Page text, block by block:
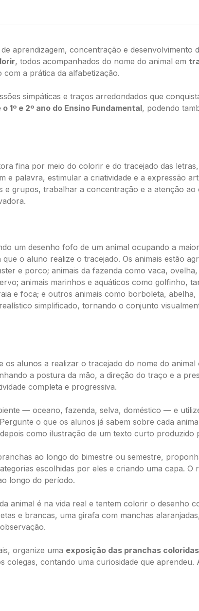
aprendizagem, concentração e desenvolvimento
, todos acompanhados do nome do animal em
a prática da alfabetização.
simpáticas e traços arredondados que
1º e 2º ano do Ensino Fundamental, podendo
fina por meio do colorir e do tracejado das
e palavra, estimular a criatividade e a expressão
grupos, trabalhar a concentração e a atenção
um desenho fofo de um animal ocupando a
o aluno realize o tracejado. Os animais estão
e porco; animais da fazenda como vaca,
animais marinhos e aquáticos como golfinho,
e foca; e outros animais como borboleta,
simplificado, tornando o conjunto
os alunos a realizar o tracejado do nome do animal
a postura da mão, a direção do traço e a
completa e progressiva.
— oceano, fazenda, selva, doméstico — e
o que os alunos já sabem sobre cada
como ilustração de um texto curto produzido
ao longo do bimestre ou semestre,
escolhidas por eles e criando uma capa. O
longo do período.
animal é na vida real e tentem colorir o desenho
e brancas, uma girafa com manchas
organize uma exposição das pranchas coloridas
contando uma curiosidade que aprendeu.